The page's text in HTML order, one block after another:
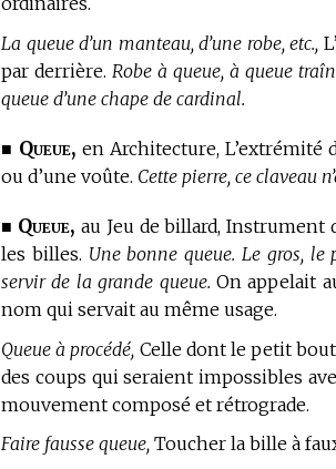
La queue d’un manteau, d’une robe, etc.,
par derrière. Robe à queue, à queue
queue d’une chape de cardinal.
■ Queue, en Architecture, L’extrémité
ou d’une voûte. Cette pierre, ce claveau
■ Queue, au Jeu de billard, Instrument
les billes. Une bonne queue. Le gros, le
servir de la grande queue. On appelait
nom qui servait au même usage.
Queue à procédé, Celle dont le petit
des coups qui seraient impossibles
mouvement composé et rétrograde.
Faire fausse queue, Toucher la bille à